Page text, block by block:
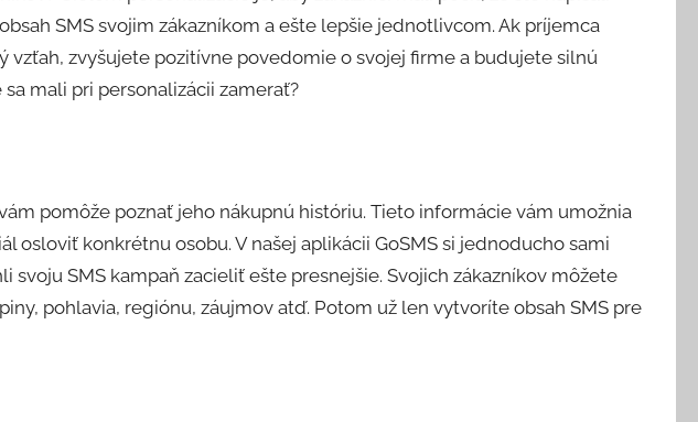
SMS svojim zákazníkom a ešte lepšie jednotlivcom. Ak príjemca
vzťah, zvyšujete pozitívne povedomie o svojej firme a budujete silnú
mali pri personalizácii zamerať?
pomôže poznať jeho nákupnú históriu. Tieto informácie vám umožnia
osloviť konkrétnu osobu. V našej aplikácii GoSMS si jednoducho sami
svoju SMS kampaň zacieliť ešte presnejšie. Svojich zákazníkov môžete
pohlavia, regiónu, záujmov atď. Potom už len vytvoríte obsah SMS pre